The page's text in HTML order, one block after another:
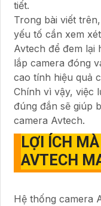
tiết.
Trong bài viết
yếu tố cần xem
Avtech để đem lại
lắp camera đóng
cao tính hiệu quả
Chính vì vậy, việc
đúng đắn sẽ giúp
camera Avtech.
LỢI ÍCH
AVTECH
Hệ thống camera